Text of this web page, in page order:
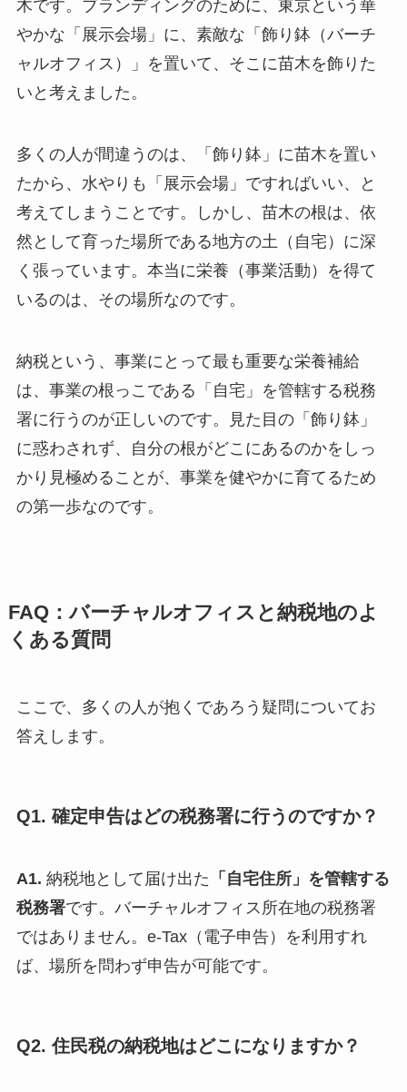
木です。ブランディングのために、東京という華
やかな「展示会場」に、素敵な「飾り鉢（バーチ
ャルオフィス）」を置いて、そこに苗木を飾りた
いと考えました。
多くの人が間違うのは、「飾り鉢」に苗木を置い
たから、水やりも「展示会場」ですればいい、と
考えてしまうことです。しかし、苗木の根は、依
然として育った場所である地方の土（自宅）に深
く張っています。本当に栄養（事業活動）を得て
いるのは、その場所なのです。
納税という、事業にとって最も重要な栄養補給
は、事業の根っこである「自宅」を管轄する税務
署に行うのが正しいのです。見た目の「飾り鉢」
に惑わされず、自分の根がどこにあるのかをしっ
かり見極めることが、事業を健やかに育てるため
の第一歩なのです。
FAQ：バーチャルオフィスと納税地のよ
くある質問
ここで、多くの人が抱くであろう疑問についてお
答えします。
Q1. 確定申告はどの税務署に行うのですか？
A1. 納税地として届け出た 「自宅住所」を管轄する
税務署です。バーチャルオフィス所在地の税務署
ではありません。e-Tax（電子申告）を利用すれ
ば、場所を問わず申告が可能です。
Q2. 住民税の納税地はどこになりますか？